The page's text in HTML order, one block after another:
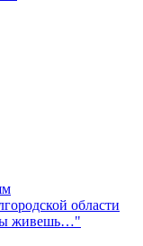
области
живешь…"